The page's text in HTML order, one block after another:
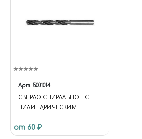
Арт. 5001014
СВЕРЛО СПИРАЛЬНОЕ С
ЦИЛИНДРИЧЕСКИМ
от 60 ₽